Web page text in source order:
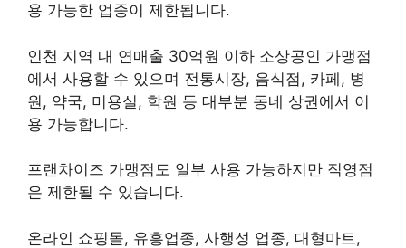
용 가능한 업종이 제한됩니다.
인천 지역 내 연매출 30억원 이하 소상공인 가맹점
에서 사용할 수 있으며 전통시장, 음식점, 카페, 병
원, 약국, 미용실, 학원 등 대부분 동네 상권에서 이
용 가능합니다.
프랜차이즈 가맹점도 일부 사용 가능하지만 직영점
은 제한될 수 있습니다.
온라인 쇼핑몰, 유흥업종, 사행성 업종, 대형마트,